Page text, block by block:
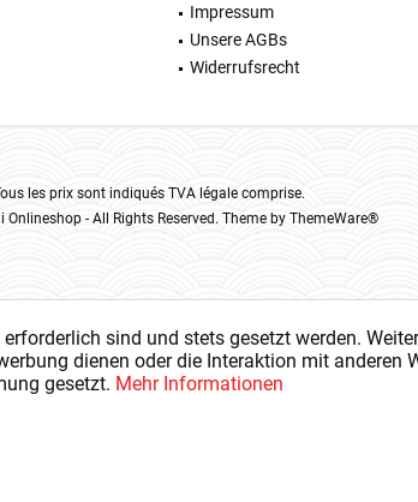
Impressum
Unsere AGBs
Widerrufsrecht
les prix sont indiqués TVA légale comprise.
- All Rights Reserved. Theme by ThemeWare®
sind und stets gesetzt werden.
dienen oder die Interaktion mit anderen
gesetzt. Mehr Informationen